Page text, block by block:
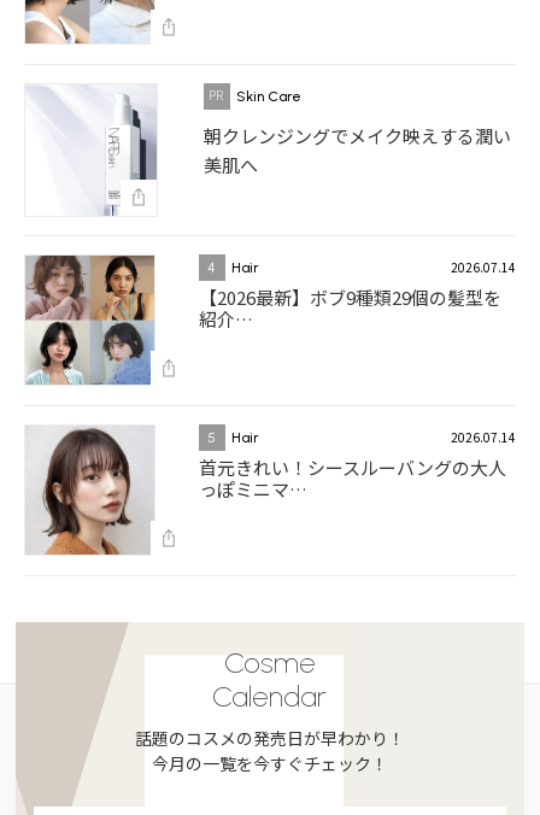
Skin Care
朝クレンジングでメイク映えする潤い
美肌へ
4 Hair 2026.07.14
【2026最新】ボブ9種類29個の髪型を
紹介…
5 Hair 2026.07.14
首元きれい！シースルーバングの大人
っぽミニマ…
Cosme
Calendar
話題のコスメの発売日が早わかり！
今月の一覧を今すぐチェック！